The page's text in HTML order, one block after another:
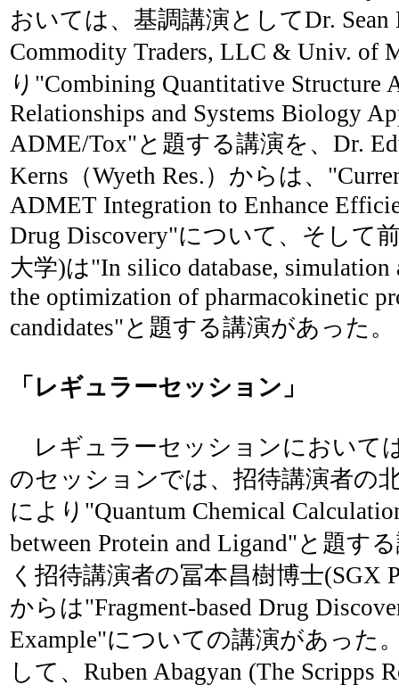
おいては、基調講演としてDr. Sean
Commodity Traders, LLC & Univ. of
り"Combining Quantitative Structure
Relationships and Systems Biology
ADME/Tox"と題する講演を、Dr.
Kerns（Wyeth Res.）からは、
ADMET Integration to Enhance
Drug Discovery"について、そして
大学)は"In silico database, simulation
the optimization of pharmacokinetic
candidates"と題する講演があった。
「レギュラーセッション」
レギュラーセッションにおいて
のセッションでは、招待講演者の
により"Quantum Chemical
between Protein and Ligand"と題す
く招待講演者の冨本昌樹博士(SGX
からは"Fragment-based Drug
Example"についての講演があった
して、Ruben Abagyan (The Scripps